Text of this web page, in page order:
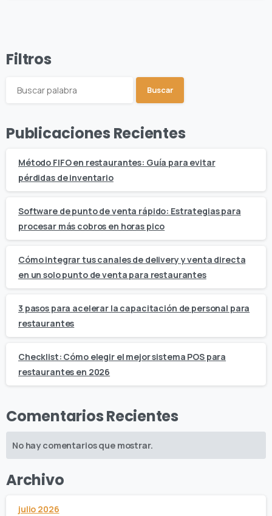
Filtros
Buscar
Publicaciones Recientes
Método FIFO en restaurantes: Guía para evitar
pérdidas de inventario
Software de punto de venta rápido: Estrategias para
procesar más cobros en horas pico
Cómo integrar tus canales de delivery y venta directa
en un solo punto de venta para restaurantes
3 pasos para acelerar la capacitación de personal para
restaurantes
Checklist: Cómo elegir el mejor sistema POS para
restaurantes en 2026
Comentarios Recientes
No hay comentarios que mostrar.
Archivo
julio 2026